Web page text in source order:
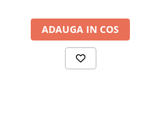
grăsimilor și eliminarea
de taurină la pisici, în
biliară.
și participă la numeroase
ADAUGA IN COS